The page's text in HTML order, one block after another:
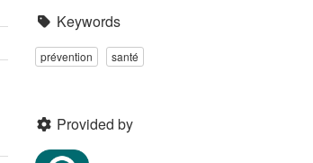
Keywords
prévention santé
Provided by